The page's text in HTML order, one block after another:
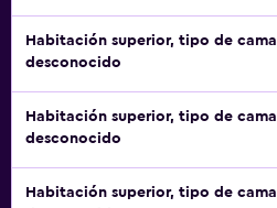
Habitación superior, tipo de cama
desconocido
Habitación superior, tipo de cama
desconocido
Habitación superior, tipo de cama